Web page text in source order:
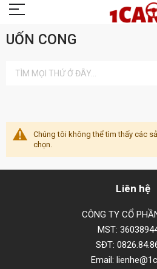
UỐN CONG
Chúng tôi không thể tìm thấy các
chọn.
Liên hệ
CÔNG TY CỔ
MST:
SĐT:
Email: